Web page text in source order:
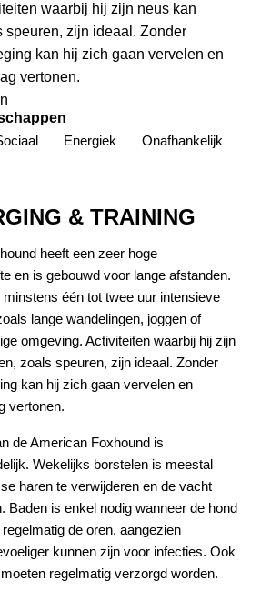
waarbij hij zijn neus kan
speuren, zijn ideaal. Zonder
kan hij zich gaan vervelen en
vertonen.
Energiek Onafhankelijk
& TRAINING
heeft een zeer hoge
en is gebouwd voor lange afstanden.
één tot twee uur intensieve
lange wandelingen, joggen of
omgeving. Activiteiten waarbij hij zijn
zoals speuren, zijn ideaal. Zonder
kan hij zich gaan vervelen en
vertonen.
de American Foxhound is
Wekelijks borstelen is meestal
haren te verwijderen en de vacht
Baden is enkel nodig wanneer de hond
de oren, aangezien
kunnen zijn voor infecties. Ook
regelmatig verzorgd worden.